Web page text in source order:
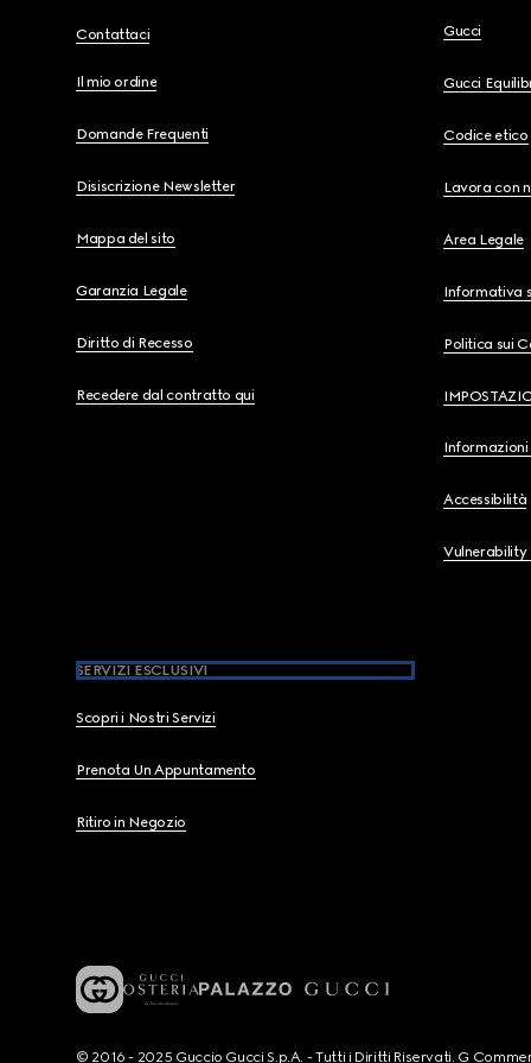
Contattaci
Il mio ordine
Domande Frequenti
Disiscrizione Newsletter
Mappa del sito
Garanzia Legale
Diritto di Recesso
Recedere dal contratto qui
Gucci
Gucci
Codice etico
Lavora con
Area Legale
Informativa
Politica sui
Informazioni
Accessibilità
Vulnerability
SERVIZI ESCLUSIVI
Scopri i Nostri Servizi
Prenota Un Appuntamento
Ritiro in Negozio
© 2016 - 2025 Guccio Gucci S.p.A. - Tutti i Diritti Riservati. G